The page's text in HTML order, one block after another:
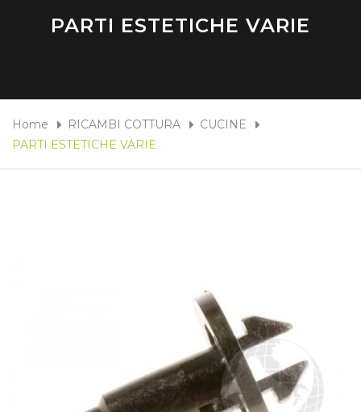
PARTI ESTETICHE VARIE
Home RICAMBI COTTURA
CUCINE
PARTI ESTETICHE VARIE